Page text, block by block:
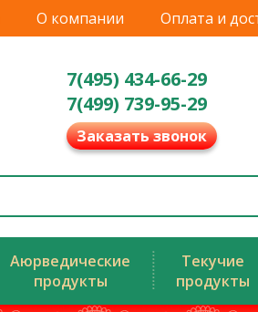
О компании Оплата и
7(495) 434-66-29
7(499) 739-95-29
Заказать звонок
Аюрведические
продукты
Текучие
продукты